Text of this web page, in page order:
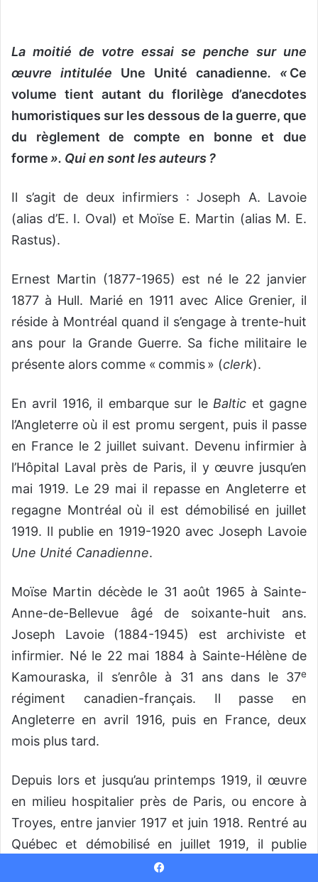
La moitié de votre essai se penche sur une
œuvre intitulée Une Unité canadienne. « Ce
volume tient autant du florilège d’anecdotes
humoristiques sur les dessous de la guerre, que
du règlement de compte en bonne et due
forme». Qui en sont les auteurs ?
Il s’agit de deux infirmiers : Joseph A. Lavoie
(alias d’E. I. Oval) et Moïse E. Martin (alias M. E.
Rastus).
Ernest Martin (1877-1965) est né le 22 janvier
1877 à Hull. Marié en 1911 avec Alice Grenier, il
réside à Montréal quand il s’engage à trente-huit
ans pour la Grande Guerre. Sa fiche militaire le
présente alors comme « commis » (clerk).
En avril 1916, il embarque sur leBaltic et gagne
l’Angleterre où il est promu sergent, puis il passe
en France le 2 juillet suivant. Devenu infirmier à
l’Hôpital Laval près de Paris, il y œuvre jusqu’en
mai 1919. Le 29 mai il repasse en Angleterre et
regagne Montréal où il est démobilisé en juillet
1919. Il publie en 1919-1920 avec Joseph Lavoie
Une Unité Canadienne.
Moïse Martin décède le 31 août 1965 à Sainte-
Anne-de-Bellevue âgé de soixante-huit ans.
Joseph Lavoie (1884-1945) est archiviste et
infirmier. Né le 22 mai 1884 à Sainte-Hélène de
Kamouraska, il s’enrôle à 31 ans dans le 37e
régiment canadien-français. Il passe en
Angleterre en avril 1916, puis en France, deux
mois plus tard.
Depuis lors et jusqu’au printemps 1919, il œuvre
en milieu hospitalier près de Paris, ou encore à
Troyes, entre janvier 1917 et juin 1918. Rentré au
Québec et démobilisé en juillet 1919, il publie
avec Martin, en 1919-1920,